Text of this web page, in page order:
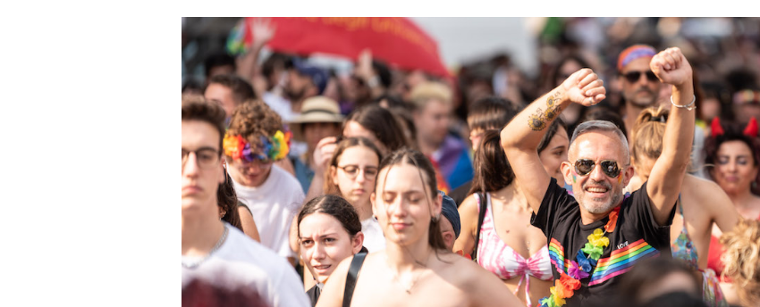
Media
Europa
Altrecose
Mondiali calcio 2026